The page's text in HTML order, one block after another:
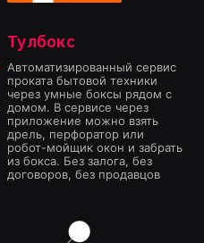
Тулбокс
Автоматизированный сервис
проката бытовой техники
через умные боксы рядом с
домом. В сервисе через
приложение можно взять
дрель, перфоратор или
робот-мойщик окон и забрать
из бокса. Без залога, без
договоров, без продавцов